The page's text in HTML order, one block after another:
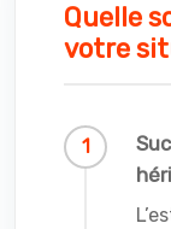
Quelle
votre